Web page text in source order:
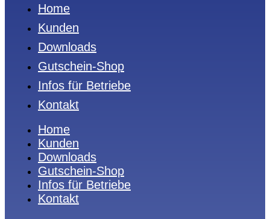
Home
Kunden
Downloads
Gutschein-Shop
Infos für Betriebe
Kontakt
Home
Kunden
Downloads
Gutschein-Shop
Infos für Betriebe
Kontakt